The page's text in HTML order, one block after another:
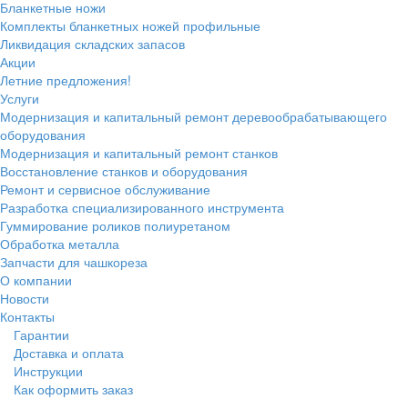
Бланкетные ножи
Комплекты бланкетных ножей профильные
Ликвидация складских запасов
Акции
Летние предложения!
Услуги
Модернизация и капитальный ремонт деревообрабатывающего
оборудования
Модернизация и капитальный ремонт станков
Восстановление станков и оборудования
Ремонт и сервисное обслуживание
Разработка специализированного инструмента
Гуммирование роликов полиуретаном
Обработка металла
Запчасти для чашкореза
О компании
Новости
Контакты
Гарантии
Доставка и оплата
Инструкции
Как оформить заказ